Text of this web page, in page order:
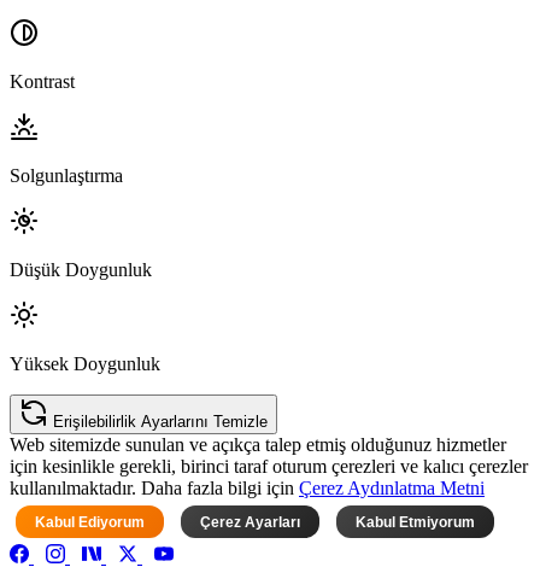
Kontrast
Solgunlaştırma
Düşük Doygunluk
Yüksek Doygunluk
Erişilebilirlik Ayarlarını Temizle
Web sitemizde sunulan ve açıkça talep etmiş olduğunuz hizmetler
için kesinlikle gerekli, birinci taraf oturum çerezleri ve kalıcı çerezler
kullanılmaktadır. Daha fazla bilgi için Çerez Aydınlatma Metni
Kabul Ediyorum Çerez Ayarları Kabul Etmiyorum